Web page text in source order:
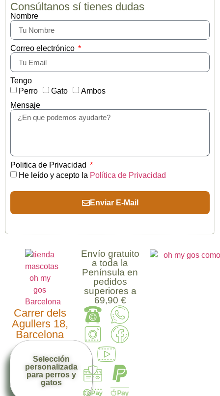
Consúltanos sí tienes dudas
Nombre
Correo electrónico
Tengo
Perro
Gato
Ambos
Mensaje
Politica de Privacidad
He leído y acepto la Política de Privacidad
Enviar E-Mail
Carrer dels
Agullers 18,
Barcelona
Selección
personalizada
para perros y
gatos
Envío gratuito
a toda la
Península en
pedidos
superiores a
69,90 €